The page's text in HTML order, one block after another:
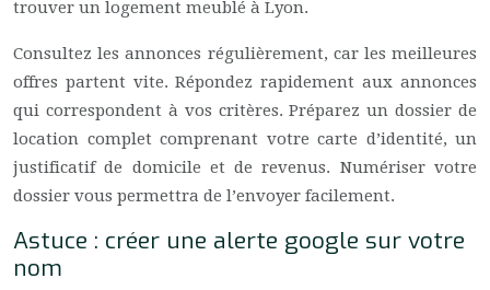
trouver un logement meublé à Lyon.
Consultez les annonces régulièrement, car les meilleures
offres partent vite. Répondez rapidement aux annonces
qui correspondent à vos critères. Préparez un dossier de
location complet comprenant votre carte d’identité, un
justificatif de domicile et de revenus. Numériser votre
dossier vous permettra de l’envoyer facilement.
Astuce : créer une alerte google sur votre
nom